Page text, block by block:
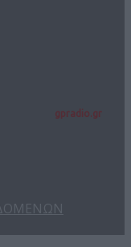
gpradio.gr